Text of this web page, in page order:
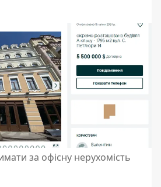
за офісну нерухомість